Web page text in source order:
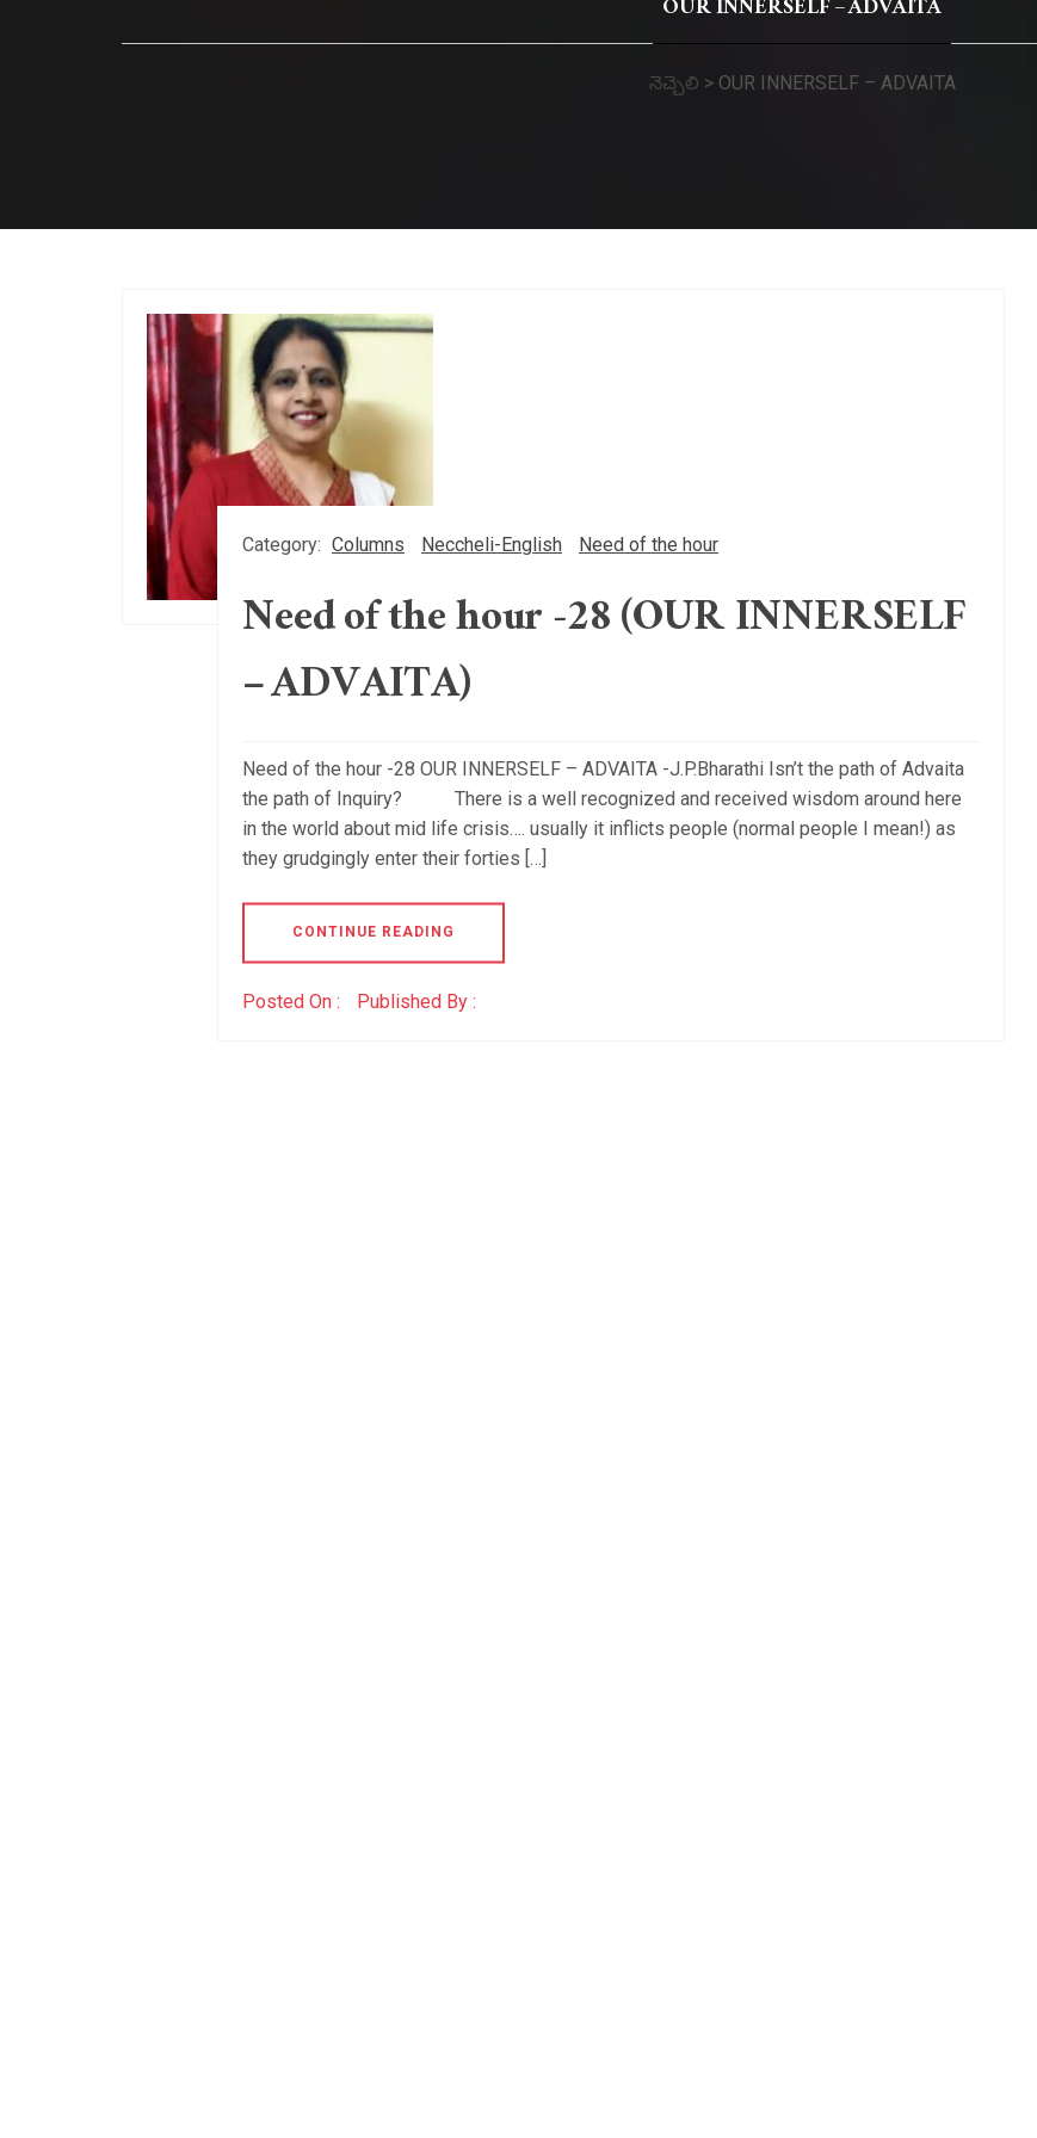
OUR INNERSELF – ADVAITA
నెచ్చెలి > OUR INNERSELF – ADVAITA
Category: Columns Neccheli-English Need of the hour
Need of the hour -28 (OUR INNERSELF
– ADVAITA)
Need of the hour -28 OUR INNERSELF – ADVAITA -J.P.Bharathi Isn’t the path of Advaita
the path of Inquiry? There is a well recognized and received wisdom around here
in the world about mid life crisis…. usually it inflicts people (normal people I mean!) as
they grudgingly enter their forties […]
CONTINUE READING
Posted On : Published By :